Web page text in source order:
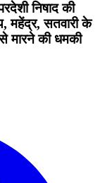
निषाद की
महेंद्र, सतवारी के
मारने की धमकी